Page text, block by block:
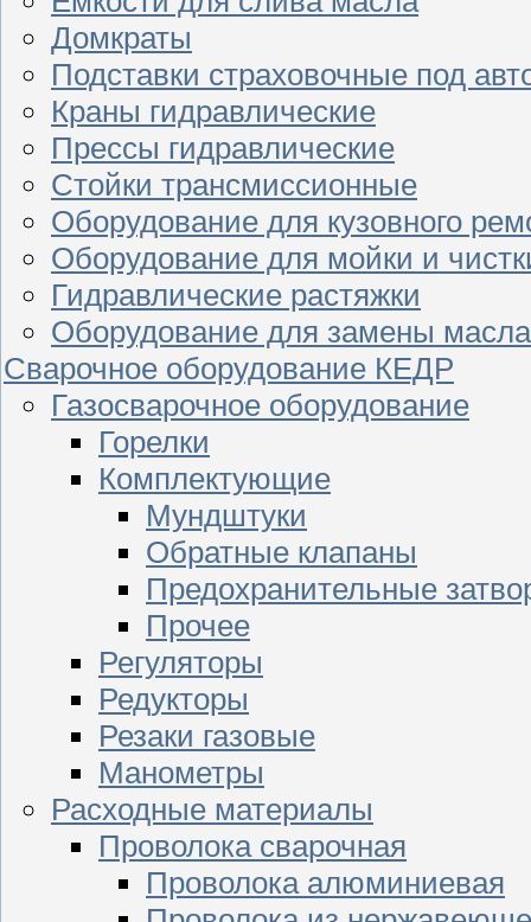
Домкраты
Подставки страховочные под
Краны гидравлические
Прессы гидравлические
Стойки трансмиссионные
Оборудование для кузовного
Оборудование для мойки и
Гидравлические растяжки
Оборудование для замены масла
Сварочное оборудование КЕДР
Газосварочное оборудование
Горелки
Комплектующие
Мундштуки
Обратные клапаны
Предохранительные
Прочее
Регуляторы
Редукторы
Резаки газовые
Манометры
Расходные материалы
Проволока сварочная
Проволока алюминиевая